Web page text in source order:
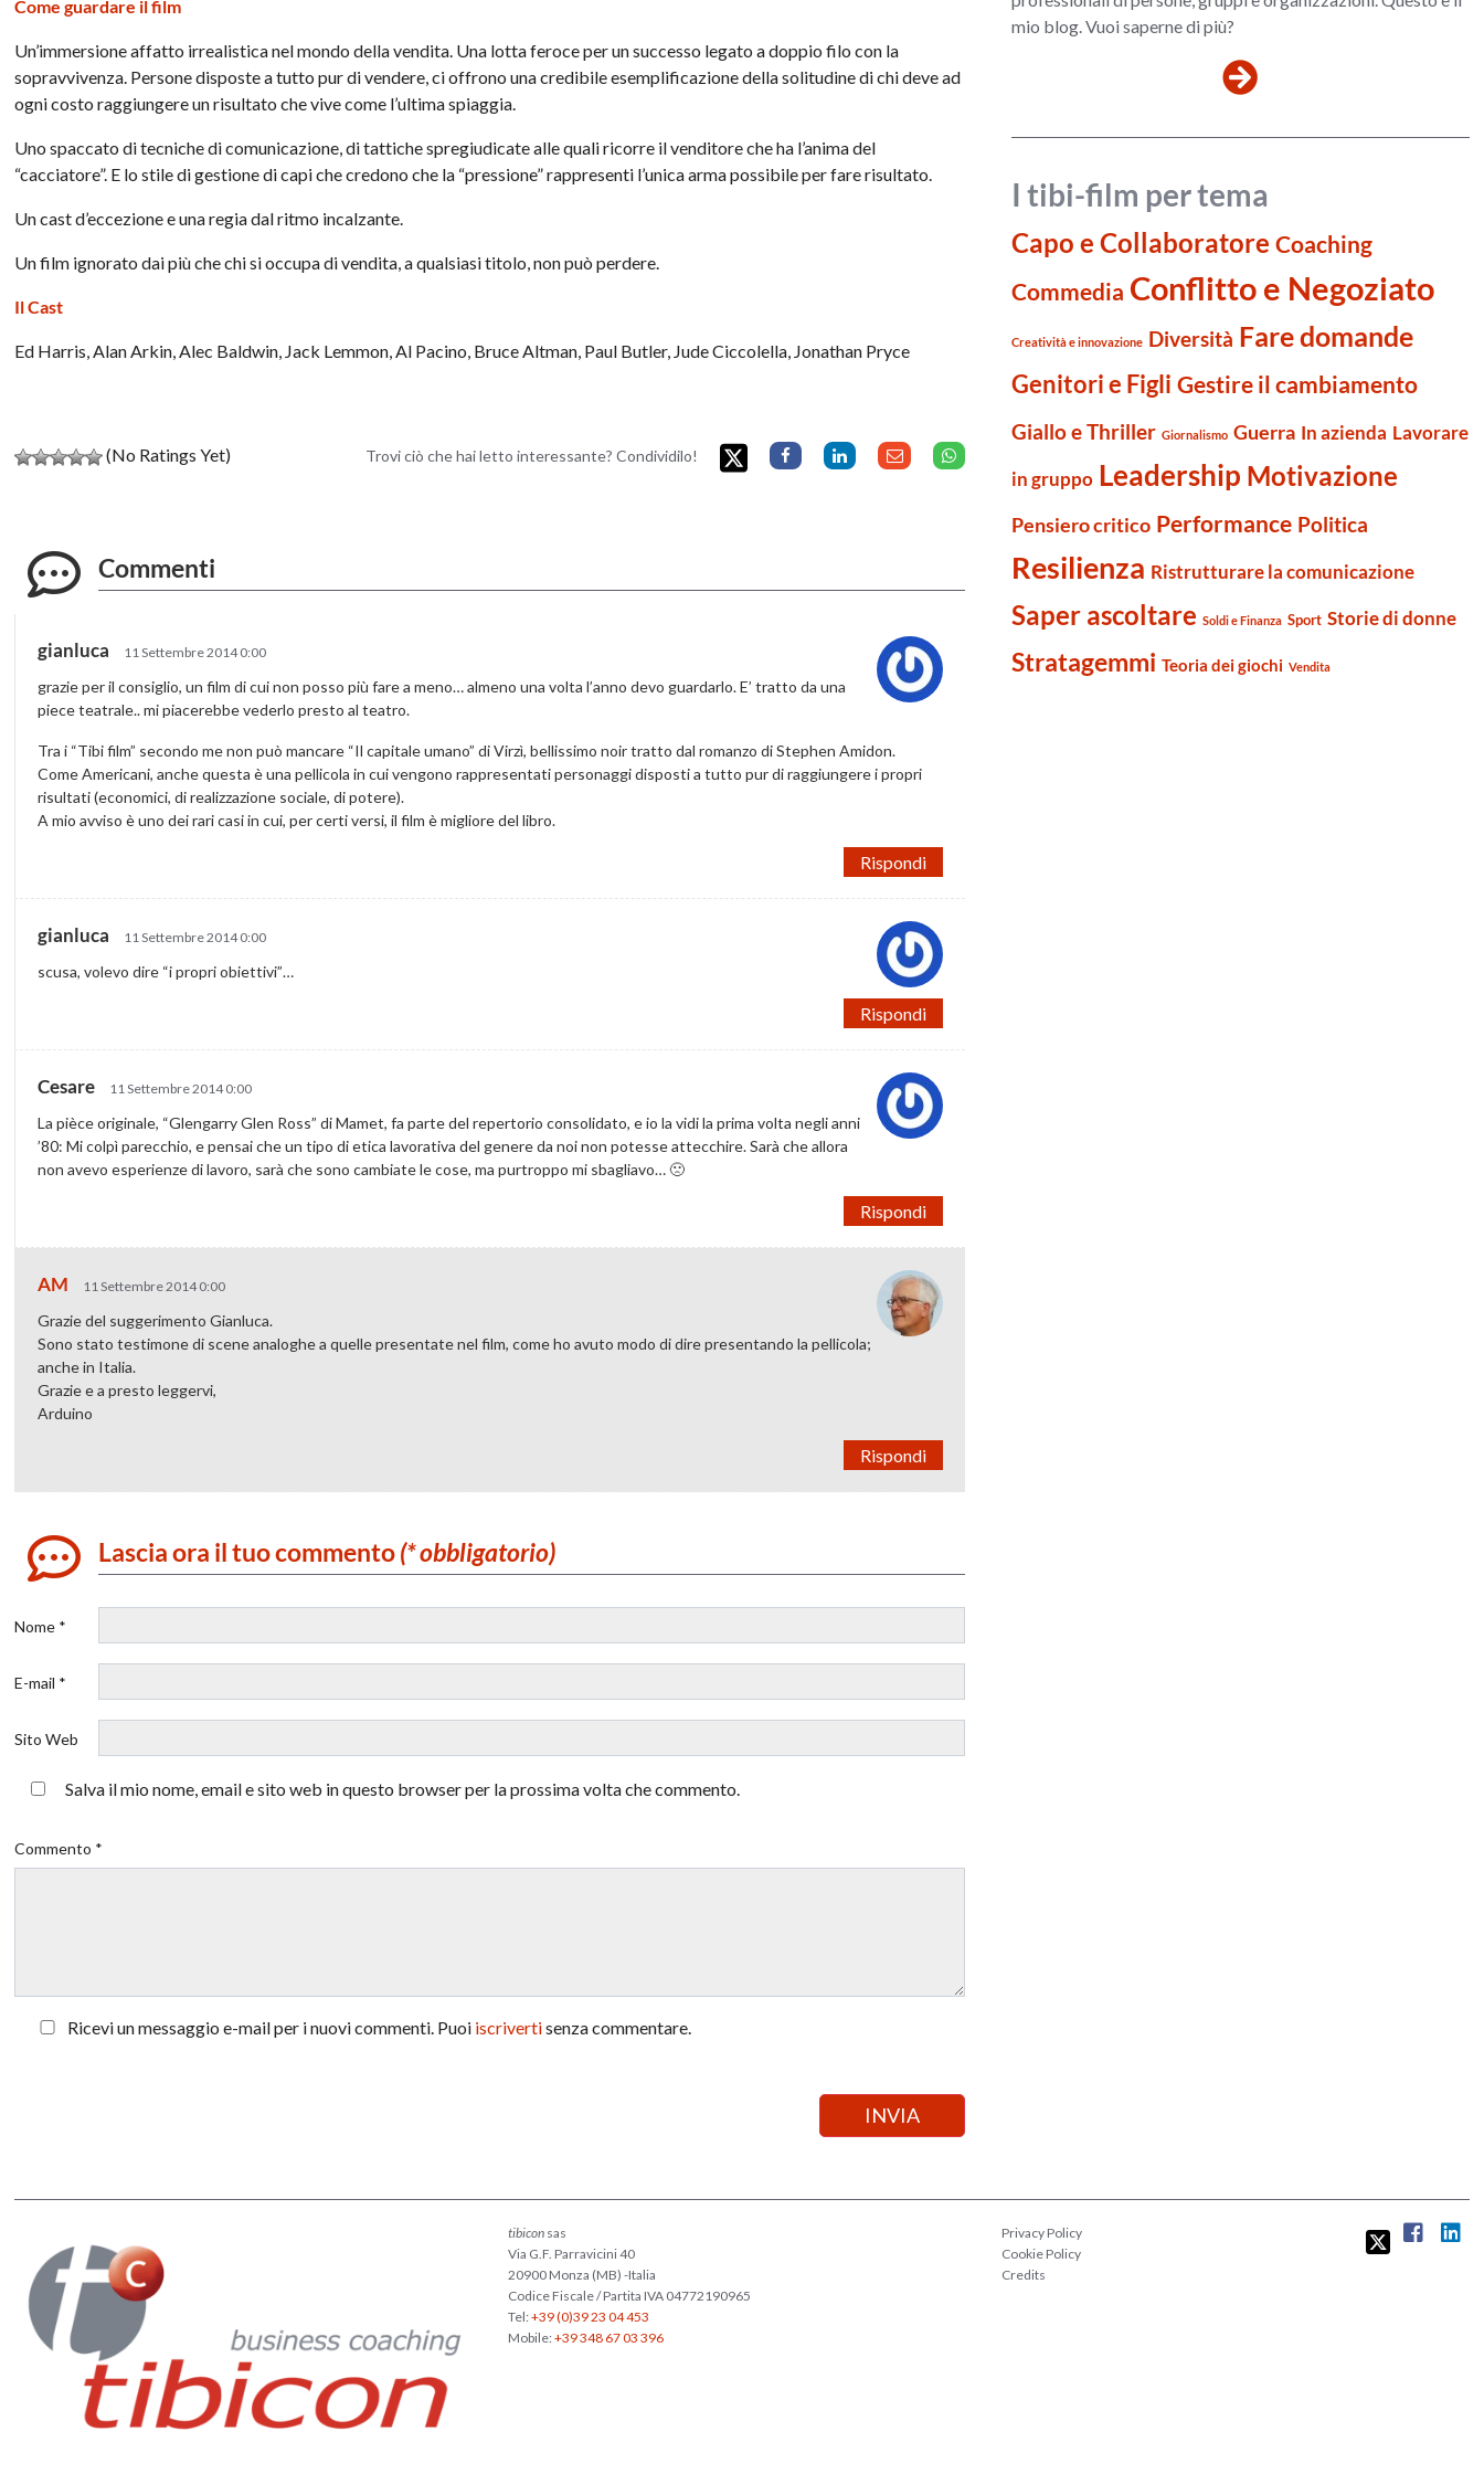
Come guardare il film
Un’immersione affatto irrealistica nel mondo della vendita. Una lotta feroce per un successo legato a doppio filo con la
sopravvivenza. Persone disposte a tutto pur di vendere, ci offrono una credibile esemplificazione della solitudine di chi deve ad
ogni costo raggiungere un risultato che vive come l’ultima spiaggia.
Uno spaccato di tecniche di comunicazione, di tattiche spregiudicate alle quali ricorre il venditore che ha l’anima del
“cacciatore”. E lo stile di gestione di capi che credono che la “pressione” rappresenti l’unica arma possibile per fare risultato.
Un cast d’eccezione e una regia dal ritmo incalzante.
Un film ignorato dai più che chi si occupa di vendita, a qualsiasi titolo, non può perdere.
Il Cast
Ed Harris, Alan Arkin, Alec Baldwin, Jack Lemmon, Al Pacino, Bruce Altman, Paul Butler, Jude Ciccolella, Jonathan Pryce
(No Ratings Yet) Trovi ciò che hai letto interessante? Condividilo!
Commenti
gianluca 11 Settembre 2014 0:00
grazie per il consiglio, un film di cui non posso più fare a meno… almeno una volta l’anno devo guardarlo. E’ tratto da una
piece teatrale.. mi piacerebbe vederlo presto al teatro.
Tra i “Tibi film” secondo me non può mancare “Il capitale umano” di Virzì, bellissimo noir tratto dal romanzo di Stephen Amidon.
Come Americani, anche questa è una pellicola in cui vengono rappresentati personaggi disposti a tutto pur di raggiungere i propri
risultati (economici, di realizzazione sociale, di potere).
A mio avviso è uno dei rari casi in cui, per certi versi, il film è migliore del libro.
Rispondi
gianluca 11 Settembre 2014 0:00
scusa, volevo dire “i propri obiettivi”…
Rispondi
Cesare 11 Settembre 2014 0:00
La pièce originale, “Glengarry Glen Ross” di Mamet, fa parte del repertorio consolidato, e io la vidi la prima volta negli anni
’80: Mi colpì parecchio, e pensai che un tipo di etica lavorativa del genere da noi non potesse attecchire. Sarà che allora
non avevo esperienze di lavoro, sarà che sono cambiate le cose, ma purtroppo mi sbagliavo… 🙁
Rispondi
AM 11 Settembre 2014 0:00
Grazie del suggerimento Gianluca.
Sono stato testimone di scene analoghe a quelle presentate nel film, come ho avuto modo di dire presentando la pellicola;
anche in Italia.
Grazie e a presto leggervi,
Arduino
Rispondi
Lascia ora il tuo commento(* obbligatorio)
Nome *
E-mail *
Sito Web
Salva il mio nome, email e sito web in questo browser per la prossima volta che commento.
Commento *
Ricevi un messaggio e-mail per i nuovi commenti. Puoi iscrivertisenza commentare.
mio blog. Vuoi saperne di più?
I tibi-film per tema
Capo e Collaboratore Coaching
Commedia Conflitto e Negoziato
Creatività e innovazione Diversità Fare domande
Genitori e Figli Gestire il cambiamento
Giallo e Thriller Giornalismo Guerra In azienda Lavorare
in gruppo Leadership Motivazione
Pensiero critico Performance Politica
Resilienza Ristrutturare la comunicazione
Saper ascoltare Soldi e Finanza Sport Storie di donne
Stratagemmi Teoria dei giochi Vendita
tibiconsas
Via G.F. Parravicini 40
20900 Monza (MB) -Italia
Codice Fiscale / Partita IVA 04772190965
Tel:+39 (0)39 23 04 453
Mobile:+39 348 67 03 396
Privacy Policy
Cookie Policy
Credits